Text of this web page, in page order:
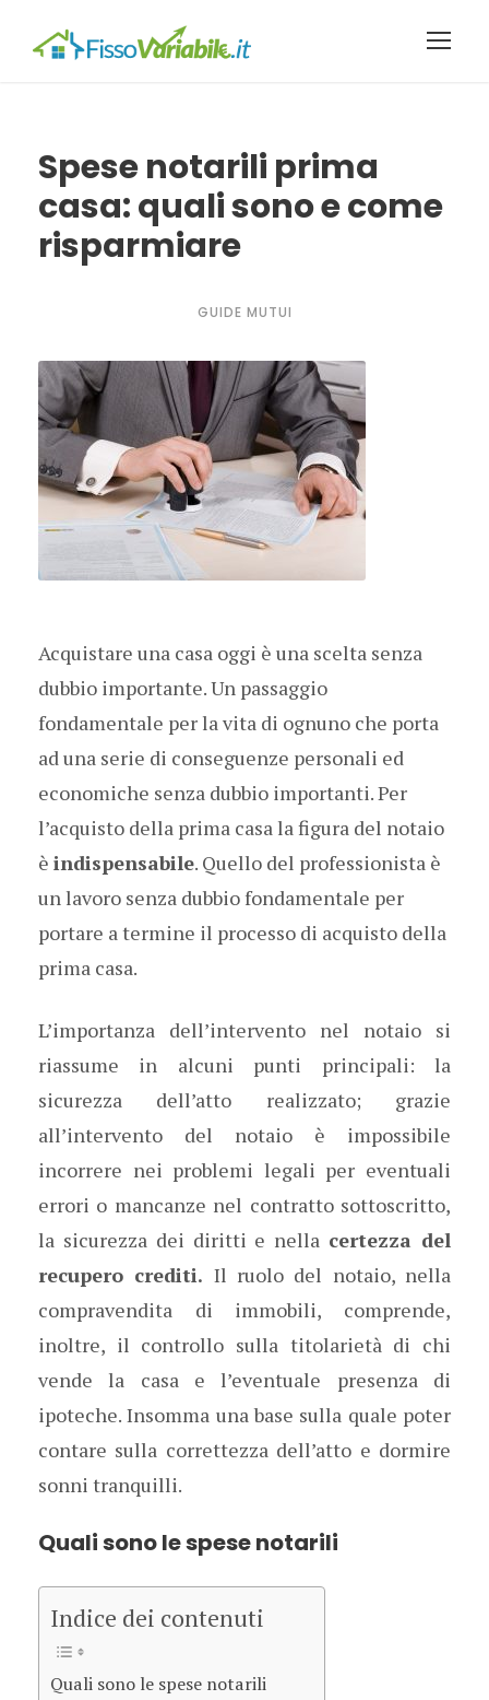
Spese notarili prima
casa: quali sono e come
risparmiare
GUIDE MUTUI
Acquistare una casa oggi è una scelta senza
dubbio importante. Un passaggio
fondamentale per la vita di ognuno che porta
ad una serie di conseguenze personali ed
economiche senza dubbio importanti. Per
l’acquisto della prima casa la figura del notaio
è indispensabile. Quello del professionista è
un lavoro senza dubbio fondamentale per
portare a termine il processo di acquisto della
prima casa.
L’importanza dell’intervento nel notaio si
riassume in alcuni punti principali: la
sicurezza dell’atto realizzato; grazie
all’intervento del notaio è impossibile
incorrere nei problemi legali per eventuali
errori o mancanze nel contratto sottoscritto,
la sicurezza dei diritti e nella certezza del
recupero crediti. Il ruolo del notaio, nella
compravendita di immobili, comprende,
inoltre, il controllo sulla titolarietà di chi
vende la casa e l’eventuale presenza di
ipoteche. Insomma una base sulla quale poter
contare sulla correttezza dell’atto e dormire
sonni tranquilli.
Quali sono le spese notarili
Indice dei contenuti
Quali sono le spese notarili